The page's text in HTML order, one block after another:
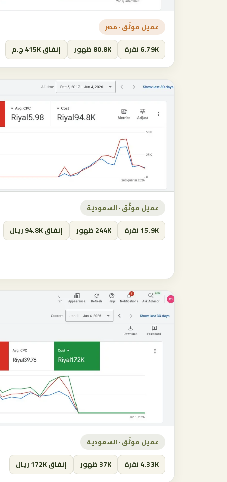
عميل موثّق · مصر
6.79K نقرة 80.8K ظهور إنفاق 415K ج.م
عميل موثّق · السعودية
15.9K نقرة 244K ظهور إنفاق 94.8K ريال
عميل موثّق · السعودية
4.33K نقرة 37K ظهور إنفاق 172K ريال